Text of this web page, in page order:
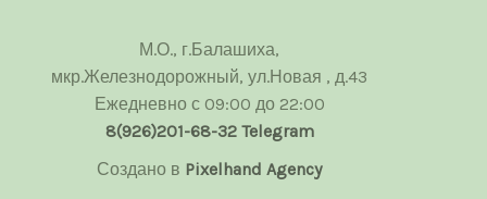
М.О., г.Балашиха,
мкр.Железнодорожный, ул.Новая , д.43
Ежедневно с 09:00 до 22:00
8(926)201-68-32 Telegram
Создано в Pixelhand Agency